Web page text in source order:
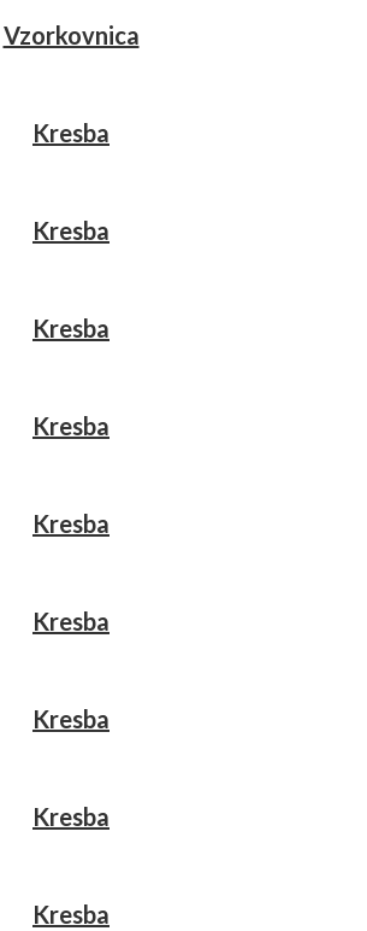
Vzorkovnica
Kresba
Kresba
Kresba
Kresba
Kresba
Kresba
Kresba
Kresba
Kresba